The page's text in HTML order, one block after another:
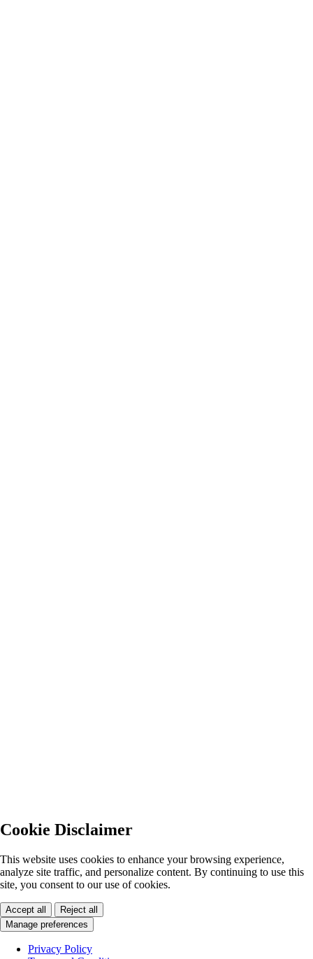
Cookie Disclaimer
This website uses cookies to enhance your browsing experience,
analyze site traffic, and personalize content. By continuing to use this
site, you consent to our use of cookies.
Accept all
Reject all
Manage preferences
Privacy Policy